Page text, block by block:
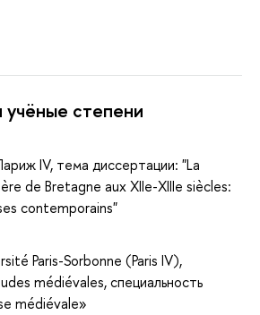
учёные степени
IV, тема диссертации: "La
de Bretagne aux XIIe-XIIIe siècles:
contemporains"
Paris-Sorbonne (Paris IV),
médiévales, специальность
médiévale»